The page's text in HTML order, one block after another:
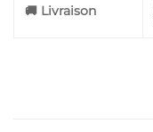
🚚 Livraison